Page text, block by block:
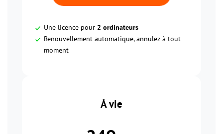
Une licence pour 2 ordinateurs
Renouvellement automatique, annulez à tout
moment
À vie